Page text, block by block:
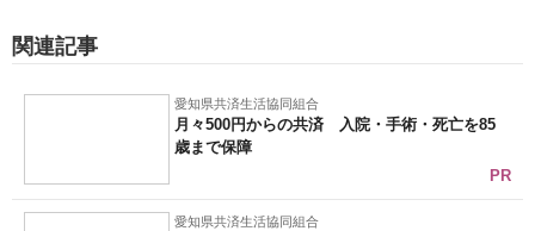
関連記事
愛知県共済生活協同組合
月々500円からの共済 入院・手術・死亡を85
歳まで保障
PR
愛知県共済生活協同組合